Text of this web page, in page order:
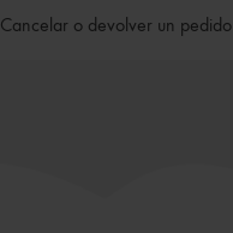
Cancelar o devolver un pedido